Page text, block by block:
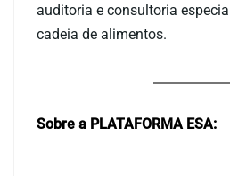
auditoria e consultoria
cadeia de alimentos.
Sobre a PLATAFORMA ESA: